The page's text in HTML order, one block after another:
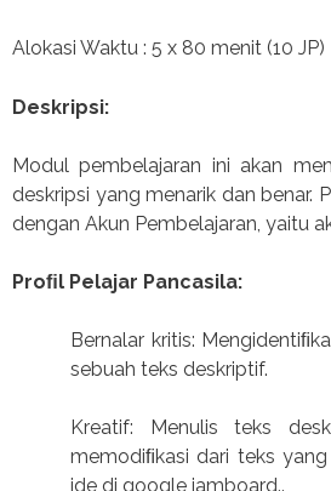
Alokasi Waktu : 5 x 80 menit (10 JP)
Deskripsi:
Modul pembelajaran ini akan
deskripsi yang menarik dan benar.
dengan Akun Pembelajaran, yaitu
Proﬁl Pelajar Pancasila:
Bernalar kritis:
sebuah teks deskriptif.
Kreatif: Menulis teks
memodiﬁkasi dari teks
ide di google jamboard..